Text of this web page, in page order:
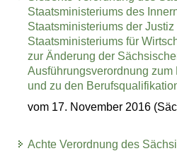
Staatsministeriums des
Staatsministeriums der
Staatsministeriums für
zur Änderung der
Ausführungsverordnung
und zu den
vom 17. November 2016
Achte Verordnung des